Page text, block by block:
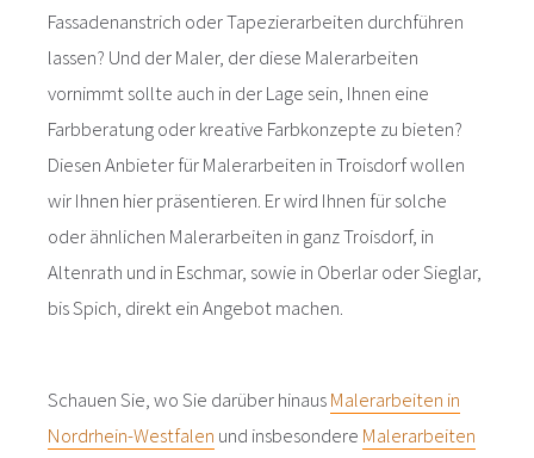
Fassadenanstrich oder Tapezierarbeiten durchführen
lassen? Und der Maler, der diese Malerarbeiten
vornimmt sollte auch in der Lage sein, Ihnen eine
Farbberatung oder kreative Farbkonzepte zu bieten?
Diesen Anbieter für Malerarbeiten in Troisdorf wollen
wir Ihnen hier präsentieren. Er wird Ihnen für solche
oder ähnlichen Malerarbeiten in ganz Troisdorf, in
Altenrath und in Eschmar, sowie in Oberlar oder Sieglar,
bis Spich, direkt ein Angebot machen.
Schauen Sie, wo Sie darüber hinausMalerarbeiten in
Nordrhein-Westfalen und insbesondere Malerarbeiten